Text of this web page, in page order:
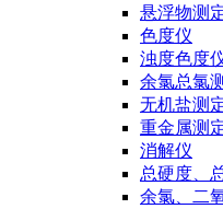
悬浮物测
色度仪
浊度色度
余氯总氯
无机盐测
重金属测
消解仪
总硬度、
余氯、二